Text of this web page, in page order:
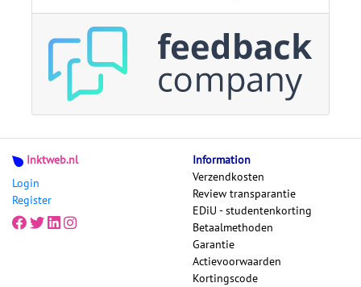
Inktweb.nl
Login
Register
Information
Verzendkosten
Review transparantie
EDiU - studentenkorting
Betaalmethoden
Garantie
Actievoorwaarden
Kortingscode